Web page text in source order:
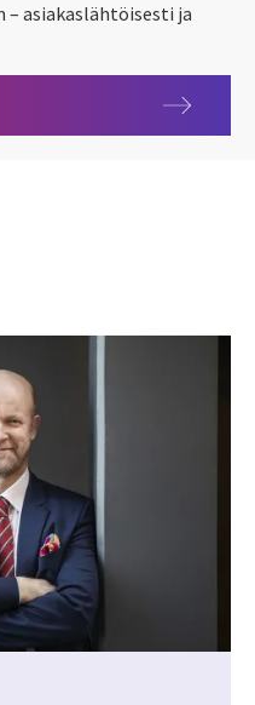
asiakaslähtöisesti ja
potilastietojärjestelmä